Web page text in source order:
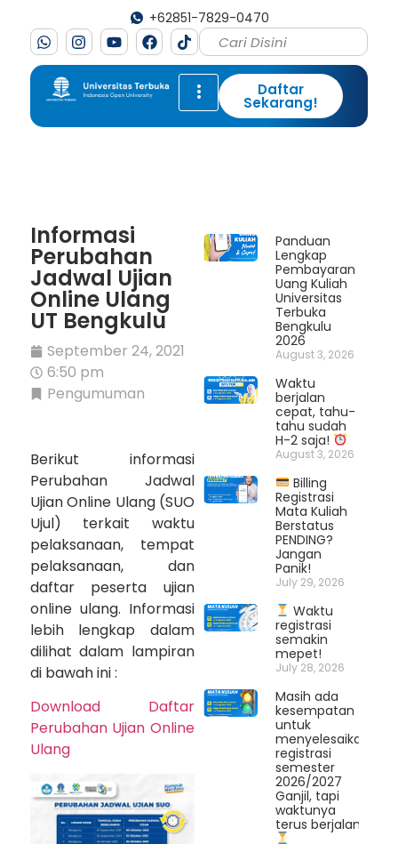
+62851-7829-0470
Daftar
Sekarang!
Informasi
Perubahan
Jadwal Ujian
Online Ulang
UT Bengkulu
September 24, 2021
6:50 pm
Pengumuman
Berikut informasi
Perubahan Jadwal
Ujian Online Ulang (SUO
Ujul) terkait waktu
pelaksanaan, tempat
pelaksanaan, dan
daftar peserta ujian
online ulang. Informasi
lebih lengkap dalam
dilihat dalam lampiran
di bawah ini :
Download Daftar
Perubahan Ujian Online
Ulang
Panduan
Lengkap
Pembayaran
Uang Kuliah
Universitas
Terbuka
Bengkulu
2026
August 3, 2026
Waktu
berjalan
cepat, tahu-
tahu sudah
H-2 saja!
August 3, 2026
Billing
Registrasi
Mata Kuliah
Berstatus
PENDING?
Jangan
Panik!
July 29, 2026
Waktu
registrasi
semakin
mepet!
July 28, 2026
Masih ada
kesempatan
untuk
menyelesaikan
registrasi
semester
2026/2027
Ganjil, tapi
waktunya
terus berjalan.